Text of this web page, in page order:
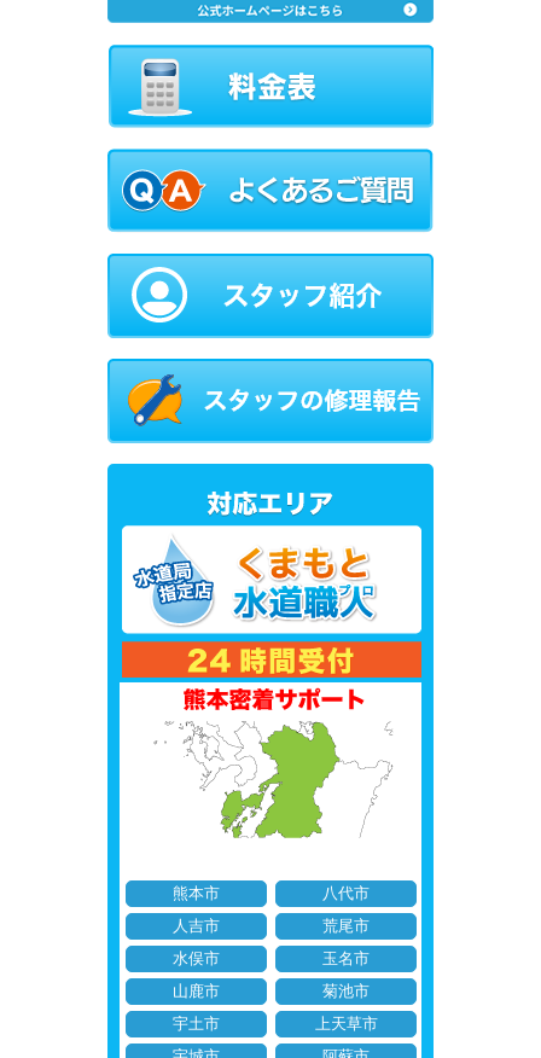
熊本市
八代市
人吉市
荒尾市
水俣市
玉名市
山鹿市
菊池市
宇土市
上天草市